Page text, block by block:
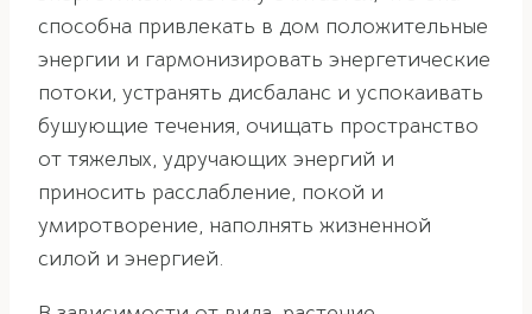
способна привлекать в дом положительные
энергии и гармонизировать энергетические
потоки, устранять дисбаланс и успокаивать
бушующие течения, очищать пространство
от тяжелых, удручающих энергий и
приносить расслабление, покой и
умиротворение, наполнять жизненной
силой и энергией.